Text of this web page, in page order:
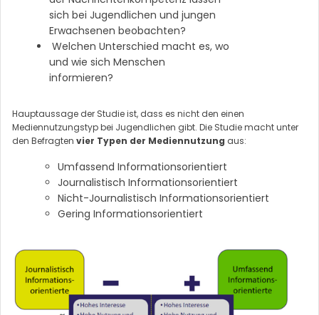
sich bei Jugendlichen und jungen
Erwachsenen beobachten?
Welchen Unterschied macht es, wo
und wie sich Menschen
informieren?
Hauptaussage der Studie ist, dass es nicht den einen
Mediennutzungstyp bei Jugendlichen gibt. Die Studie macht unter
den Befragten vier Typen der Mediennutzung aus:
Umfassend Informationsorientiert
Journalistisch Informationsorientiert
Nicht-Journalistisch Informationsorientiert
Gering Informationsorientiert